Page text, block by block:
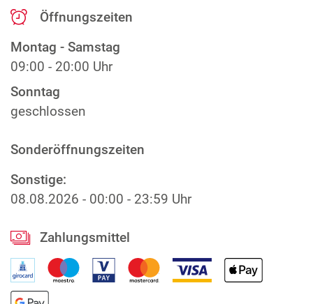
Öffnungszeiten
Montag - Samstag
09:00 - 20:00 Uhr
Sonntag
geschlossen
Sonderöffnungszeiten
Sonstige:
08.08.2026 - 00:00 - 23:59 Uhr
Zahlungsmittel